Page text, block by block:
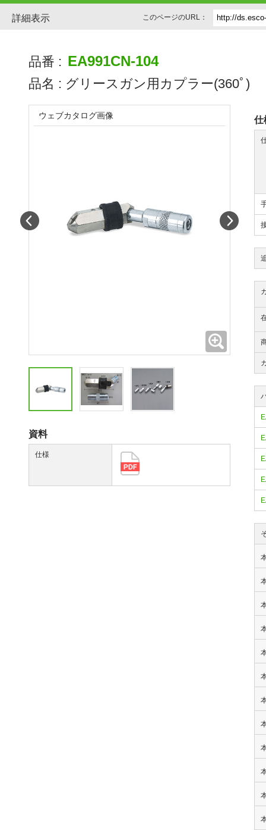
詳細表示 このページのURL：
品番 : EA991CN-104
品名 : グリースガン用カプラー(360ﾟ)
仕
ウェブカタログ画像
資料
仕様